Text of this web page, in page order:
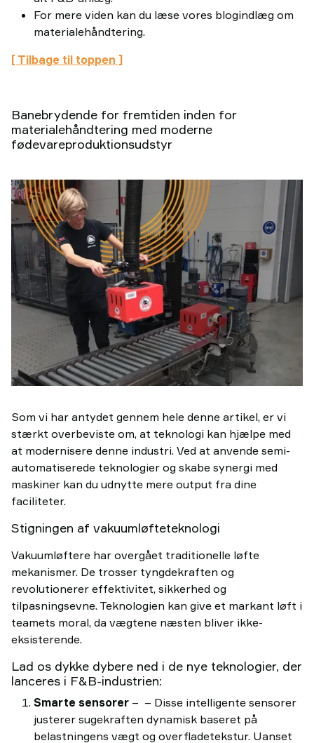
For mere viden kan du læse vores blogindlæg om
materialehåndtering.
[ Tilbage til toppen ]
Banebrydende for fremtiden inden for
materialehåndtering med moderne
fødevareproduktionsudstyr
Som vi har antydet gennem hele denne artikel, er vi
stærkt overbeviste om, at teknologi kan hjælpe med
at modernisere denne industri. Ved at anvende semi-
automatiserede teknologier og skabe synergi med
maskiner kan du udnytte mere output fra dine
faciliteter.
Stigningen af vakuumløfteteknologi
Vakuumløftere har overgået traditionelle løfte
mekanismer. De trosser tyngdekraften og
revolutionerer effektivitet, sikkerhed og
tilpasningsevne. Teknologien kan give et markant løft i
teamets moral, da vægtene næsten bliver ikke-
eksisterende.
Lad os dykke dybere ned i de nye teknologier, der
lanceres i F&B-industrien:
Smarte sensorer – – Disse intelligente sensorer
justerer sugekraften dynamisk baseret på
belastningens vægt og overfladetekstur. Uanset